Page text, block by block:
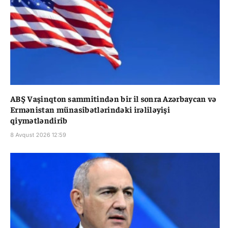
ABŞ Vaşinqton sammitindən bir il sonra Azərbaycan və
Ermənistan münasibətlərindəki irəliləyişi
qiymətləndirib
8 Avqust 2026 12:59